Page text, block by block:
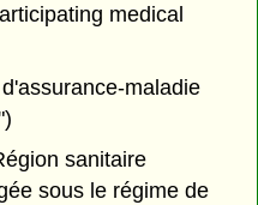
medical
maladie
sanitaire
sous le régime de